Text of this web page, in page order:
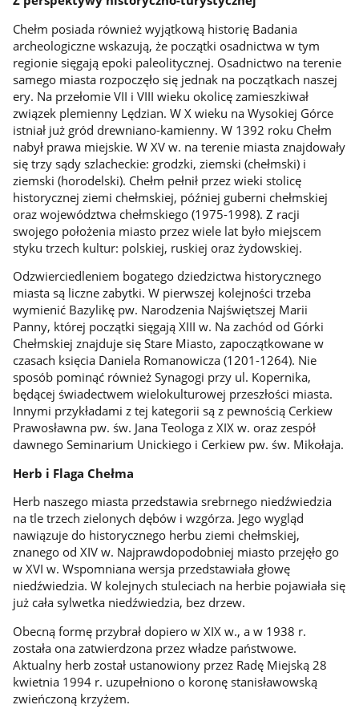
Chełm posiada również wyjątkową historię Badania
archeologiczne wskazują, że początki osadnictwa w tym
regionie sięgają epoki paleolitycznej. Osadnictwo na terenie
samego miasta rozpoczęło się jednak na początkach naszej
ery. Na przełomie VII i VIII wieku okolicę zamieszkiwał
związek plemienny Lędzian. W X wieku na Wysokiej Górce
istniał już gród drewniano-kamienny. W 1392 roku Chełm
nabył prawa miejskie. W XV w. na terenie miasta znajdowały
się trzy sądy szlacheckie: grodzki, ziemski (chełmski) i
ziemski (horodelski). Chełm pełnił przez wieki stolicę
historycznej ziemi chełmskiej, później guberni chełmskiej
oraz województwa chełmskiego (1975-1998). Z racji
swojego położenia miasto przez wiele lat było miejscem
styku trzech kultur: polskiej, ruskiej oraz żydowskiej.
Odzwierciedleniem bogatego dziedzictwa historycznego
miasta są liczne zabytki. W pierwszej kolejności trzeba
wymienić Bazylikę pw. Narodzenia Najświętszej Marii
Panny, której początki sięgają XIII w. Na zachód od Górki
Chełmskiej znajduje się Stare Miasto, zapoczątkowane w
czasach księcia Daniela Romanowicza (1201-1264). Nie
sposób pominąć również Synagogi przy ul. Kopernika,
będącej świadectwem wielokulturowej przeszłości miasta.
Innymi przykładami z tej kategorii są z pewnością Cerkiew
Prawosławna pw. św. Jana Teologa z XIX w. oraz zespół
dawnego Seminarium Unickiego i Cerkiew pw. św. Mikołaja.
Herb i Flaga Chełma
Herb naszego miasta przedstawia srebrnego niedźwiedzia
na tle trzech zielonych dębów i wzgórza. Jego wygląd
nawiązuje do historycznego herbu ziemi chełmskiej,
znanego od XIV w. Najprawdopodobniej miasto przejęło go
w XVI w. Wspomniana wersja przedstawiała głowę
niedźwiedzia. W kolejnych stuleciach na herbie pojawiała się
już cała sylwetka niedźwiedzia, bez drzew.
Obecną formę przybrał dopiero w XIX w., a w 1938 r.
została ona zatwierdzona przez władze państwowe.
Aktualny herb został ustanowiony przez Radę Miejską 28
kwietnia 1994 r. uzupełniono o koronę stanisławowską
zwieńczoną krzyżem.